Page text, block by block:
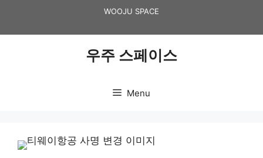
content
WOOJU SPACE
우주 스페이스
Menu